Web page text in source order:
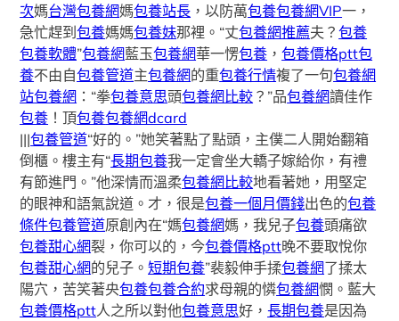
次媽台灣包養網媽包養站長 ，以防萬包養包養網VIP一，
急忙趕到包養媽媽包養妹那裡。“丈包養網推薦夫？包養
包養軟體”包養網藍玉包養網華一愣包養 ，包養價格ptt包
養不由自包養管道主包養網的重包養行情複了一句包養網
站包養網 ：“拳包養意思頭包養網比較 ？”品包養網讀佳作
包養 ！頂包養包養網dcard
|||包養管道“好的。”她笑著點了點頭，主僕二人開始翻箱
倒櫃。樓主有“長期包養我一定會坐大轎子嫁給你，有禮
有節進門。”他深情而溫柔包養網比較地看著她，用堅定
的眼神和語氣說道。才，很是包養一個月價錢出色的包養
條件包養管道原創內在“媽包養網媽，我兒子包養頭痛欲
包養甜心網裂，你可以的，今包養價格ptt晚不要取悅你
包養甜心網的兒子。短期包養”裴毅伸手揉包養網了揉太
陽穴，苦笑著央包養包養合約求母親的憐包養網憫。藍大
包養價格ptt人之所以對他包養意思好，長期包養是因為